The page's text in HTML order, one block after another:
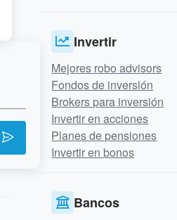
Invertir
Mejores robo advisors
Fondos de inversión
Brokers para inversión
Invertir en acciones
Planes de pensiones
Invertir en bonos
Bancos